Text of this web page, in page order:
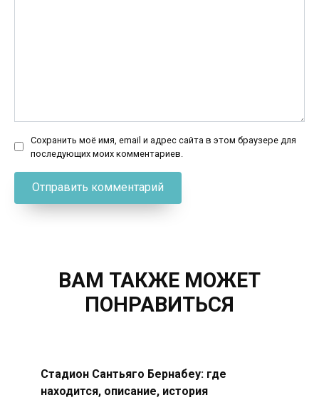
Сохранить моё имя, email и адрес сайта в этом браузере для
последующих моих комментариев.
ВАМ ТАКЖЕ МОЖЕТ
ПОНРАВИТЬСЯ
Стадион Сантьяго Бернабеу: где
находится, описание, история